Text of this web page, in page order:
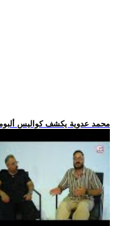
.. محمد عدوية يكشف كواليس